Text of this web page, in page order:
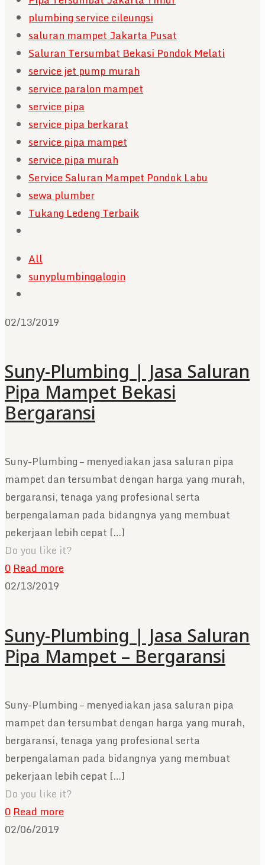
plumbing service cileungsi
saluran mampet Jakarta Pusat
Saluran Tersumbat Bekasi Pondok Melati
service jet pump murah
service paralon mampet
service pipa
service pipa berkarat
service pipa mampet
service pipa murah
Service Saluran Mampet Pondok Labu
sewa plumber
Tukang Ledeng Terbaik
All
sunyplumbing@login
02/13/2019
Suny-Plumbing | Jasa Saluran
Pipa Mampet Bekasi
Bergaransi
Suny-Plumbing – menyediakan jasa saluran pipa
mampet dan tersumbat dengan harga yang murah,
bergaransi, tenaga yang profesional serta
berpengalaman pada bidangnya yang membuat
pekerjaan lebih cepat […]
Do you like it?
0Read more
02/13/2019
Suny-Plumbing | Jasa Saluran
Pipa Mampet – Bergaransi
Suny-Plumbing – menyediakan jasa saluran pipa
mampet dan tersumbat dengan harga yang murah,
bergaransi, tenaga yang profesional serta
berpengalaman pada bidangnya yang membuat
pekerjaan lebih cepat […]
Do you like it?
0 Read more
02/06/2019